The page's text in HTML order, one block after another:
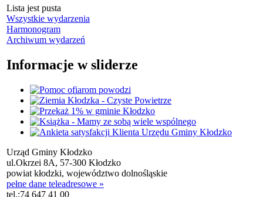
Lista jest pusta
Wszystkie wydarzenia
Harmonogram
Archiwum wydarzeń
Informacje w sliderze
Urząd Gminy Kłodzko
ul.Okrzei 8A, 57-300 Kłodzko
powiat kłodzki, województwo dolnośląskie
pełne dane teleadresowe »
tel.:74 647 41 00